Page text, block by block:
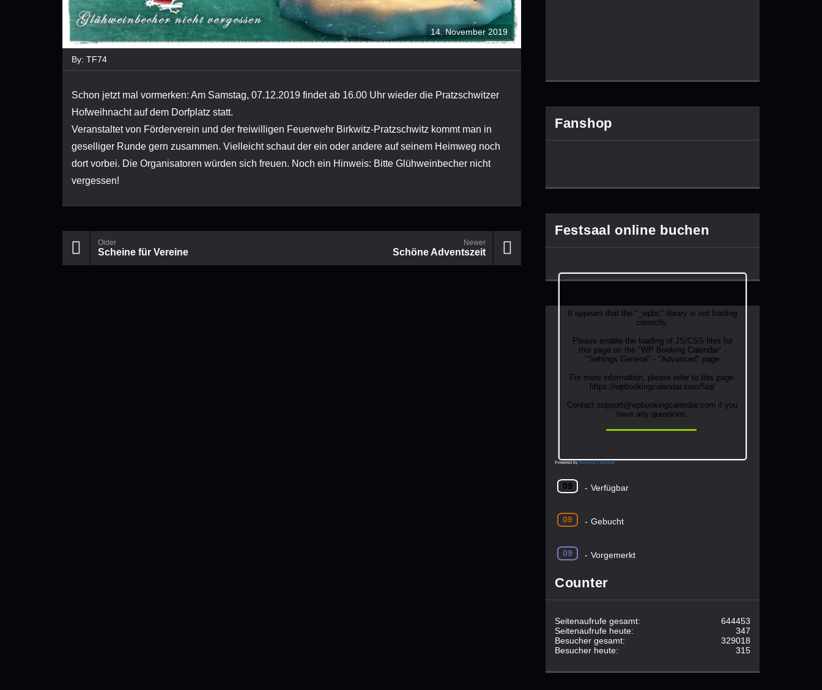
14. November 2019
By: TF74
Schon jetzt mal vormerken: Am Samstag, 07.12.2019 findet ab 16.00 Uhr wieder die Pratzschwitzer
Hofweihnacht auf dem Dorfplatz statt.
Veranstaltet von Förderverein und der freiwilligen Feuerwehr Birkwitz-Pratzschwitz kommt man in
geselliger Runde gern zusammen. Vielleicht schaut der ein oder andere auf seinem Heimweg noch
dort vorbei. Die Organisatoren würden sich freuen. Noch ein Hinweis: Bitte Glühweinbecher nicht
vergessen!
Older
Scheine für Vereine
Newer
Schöne Adventszeit
Fanshop
Festsaal online buchen
It appears that the "_wpbc" library is not loading
correctly.
Please enable the loading of JS/CSS files for
this page on the "WP Booking Calendar" -
"Settings General" - "Advanced" page
For more information, please refer to this page:
https://wpbookingcalendar.com/faq/
Contact support@wpbookingcalendar.com if you
have any questions.
Powered by Booking Calendar
09 - Verfügbar
09 - Gebucht
09 - Vorgemerkt
Counter
644453
Seitenaufrufe gesamt:
347
Seitenaufrufe heute:
329018
Besucher gesamt:
315
Besucher heute: